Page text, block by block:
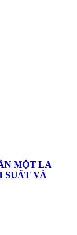
MỘT LA
SUẤT VÀ